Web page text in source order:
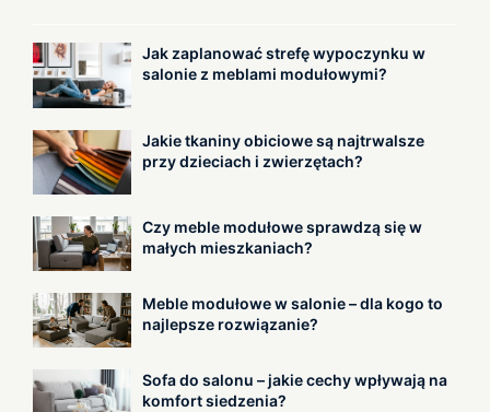
Jak zaplanować strefę wypoczynku w
salonie z meblami modułowymi?
Jakie tkaniny obiciowe są najtrwalsze
przy dzieciach i zwierzętach?
Czy meble modułowe sprawdzą się w
małych mieszkaniach?
Meble modułowe w salonie – dla kogo to
najlepsze rozwiązanie?
Sofa do salonu – jakie cechy wpływają na
komfort siedzenia?